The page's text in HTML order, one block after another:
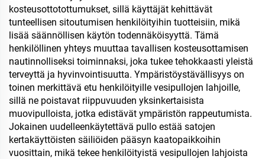
kuumalle ja kylmälle
kosteusottotottumukset, sillä käyttäjät kehittävät
tunteellisen sitoutumisen henkilöityihin tuotteisiin, mikä
lisää säännöllisen käytön todennäköisyyttä. Tämä
henkilöllinen yhteys muuttaa tavallisen kosteusottamisen
nautinnolliseksi toiminnaksi, joka tukee tehokkaasti yleistä
terveyttä ja hyvinvointisuutta. Ympäristöystävällisyys on
toinen merkittävä etu henkilöityille vesipullojen lahjoille,
sillä ne poistavat riippuvuuden yksinkertaisista
muovipulloista, jotka edistävät ympäristön rappeutumista.
Jokainen uudelleenkäytettävä pullo estää satojen
kertakäyttöisten säiliöiden pääsyn kaatopaikkoihin
vuosittain, mikä tekee henkilöityistä vesipullojen lahjoista